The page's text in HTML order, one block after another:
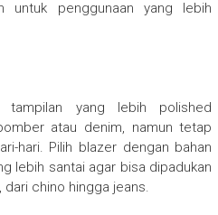
penggunaan yang lebih
tampilan yang lebih polished
atau denim, namun tetap
hari. Pilih blazer dengan bahan
lebih santai agar bisa dipadukan
chino hingga jeans.